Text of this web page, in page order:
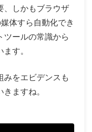
、しかもブラウザ
体すら自動化でき
ツールの常識から
す。
みをエビデンスも
ますね。